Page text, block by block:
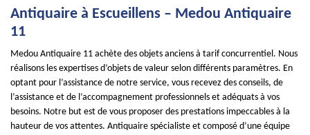
Antiquaire à Escueillens – Medou Antiquaire
11
Medou Antiquaire 11 achète des objets anciens à tarif concurrentiel. Nous
réalisons les expertises d’objets de valeur selon différents paramètres. En
optant pour l’assistance de notre service, vous recevez des conseils, de
l’assistance et de l’accompagnement professionnels et adéquats à vos
besoins. Notre but est de vous proposer des prestations impeccables à la
hauteur de vos attentes. Antiquaire spécialiste et composé d’une équipe